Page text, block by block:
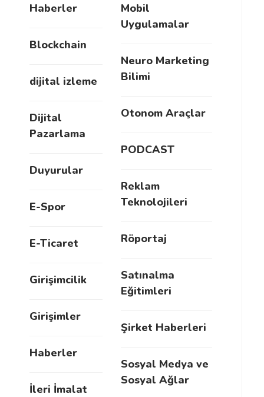
Haberler
Blockchain
dijital izleme
Dijital
Pazarlama
Duyurular
E-Spor
E-Ticaret
Girişimcilik
Girişimler
Haberler
İleri İmalat
Mobil
Uygulamalar
Neuro Marketing
Bilimi
Otonom Araçlar
PODCAST
Reklam
Teknolojileri
Röportaj
Satınalma
Eğitimleri
Şirket Haberleri
Sosyal Medya ve
Sosyal Ağlar